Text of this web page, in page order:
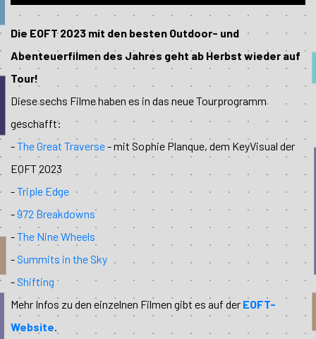
Die EOFT 2023 mit den besten Outdoor- und
Abenteuerfilmen des Jahres geht ab Herbst wieder auf
Tour!
Diese sechs Filme haben es in das neue Tourprogramm
geschafft:
-The Great Traverse- mit Sophie Planque, dem KeyVisual der
EOFT 2023
-Triple Edge
-972 Breakdowns
-The Nine Wheels
- Summits in the Sky
- Shifting
Mehr Infos zu den einzelnen Filmen gibt es auf der EOFT-
Website.